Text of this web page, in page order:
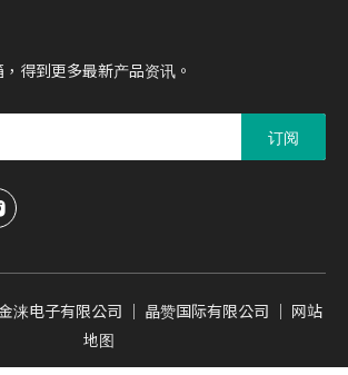
得到更多最新产品资讯。
订阅
涞电子有限公司 ｜ 晶赞国际有限公司 ｜ 网站
地图